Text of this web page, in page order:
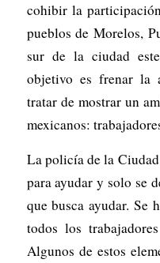
cohibir la
pueblos de Morelos,
sur de la ciudad
objetivo es frenar la
tratar de mostrar un
mexicanos:
La policía de la
para ayudar y solo se
que busca ayudar. Se
todos los
Algunos de estos